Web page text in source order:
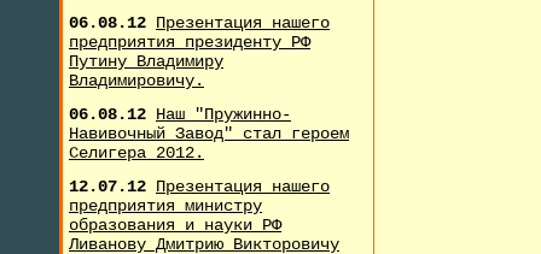
06.08.12 Презентация нашего
предприятия президенту РФ
Путину Владимиру
Владимировичу.
06.08.12 Наш "Пружинно-
Навивочный Завод" стал героем
Селигера 2012.
12.07.12 Презентация нашего
предприятия министру
образования и науки РФ
Ливанову Дмитрию Викторовичу